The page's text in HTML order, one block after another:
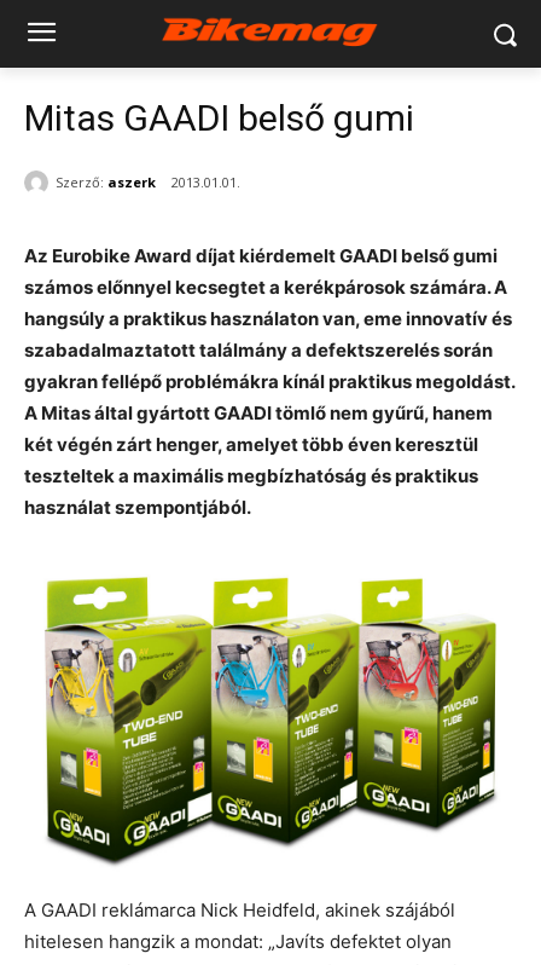
Mitas GAADI belső gumi
Szerző: aszerk 2013.01.01.
Az Eurobike Award díjat kiérdemeltGAADI belső gumi
számos előnnyel kecsegtet a kerékpárosok számára. A
hangsúly a praktikus használaton van, emeinnovatívés
szabadalmaztatotttalálmánya defektszereléssorán
gyakran fellépő problémákra kínál praktikus megoldást.
A Mitasáltal gyártott GAADI tömlő nem gyűrű, hanem
két végén zárt henger, amelyet több éven keresztül
teszteltek a maximális megbízhatóság és praktikus
használat szempontjából.
A GAADI reklámarca Nick Heidfeld, akinek szájából
hitelesen hangzik a mondat: „Javíts defektet olyan